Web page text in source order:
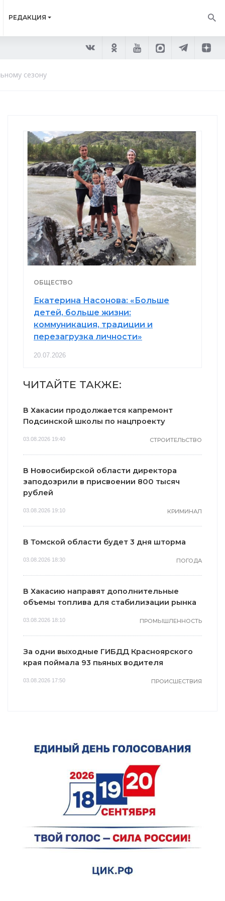
РЕДАКЦИЯ
сезону
ОБЩЕСТВО
Екатерина Насонова: «Больше
детей, больше жизни:
коммуникация, традиции и
перезагрузка личности»
20.07.2026
ЧИТАЙТЕ ТАКЖЕ:
В Хакасии продолжается капремонт
Подсинской школы по нацпроекту
03.08.2026 19:40 СТРОИТЕЛЬСТВО
В Новосибирской области директора
заподозрили в присвоении 800 тысяч
рублей
03.08.2026 19:10 КРИМИНАЛ
В Томской области будет 3 дня шторма
03.08.2026 18:30 ПОГОДА
В Хакасию направят дополнительные
объемы топлива для стабилизации рынка
03.08.2026 18:10 ПРОМЫШЛЕННОСТЬ
За одни выходные ГИБДД Красноярского
края поймала 93 пьяных водителя
03.08.2026 17:50 ПРОИСШЕСТВИЯ